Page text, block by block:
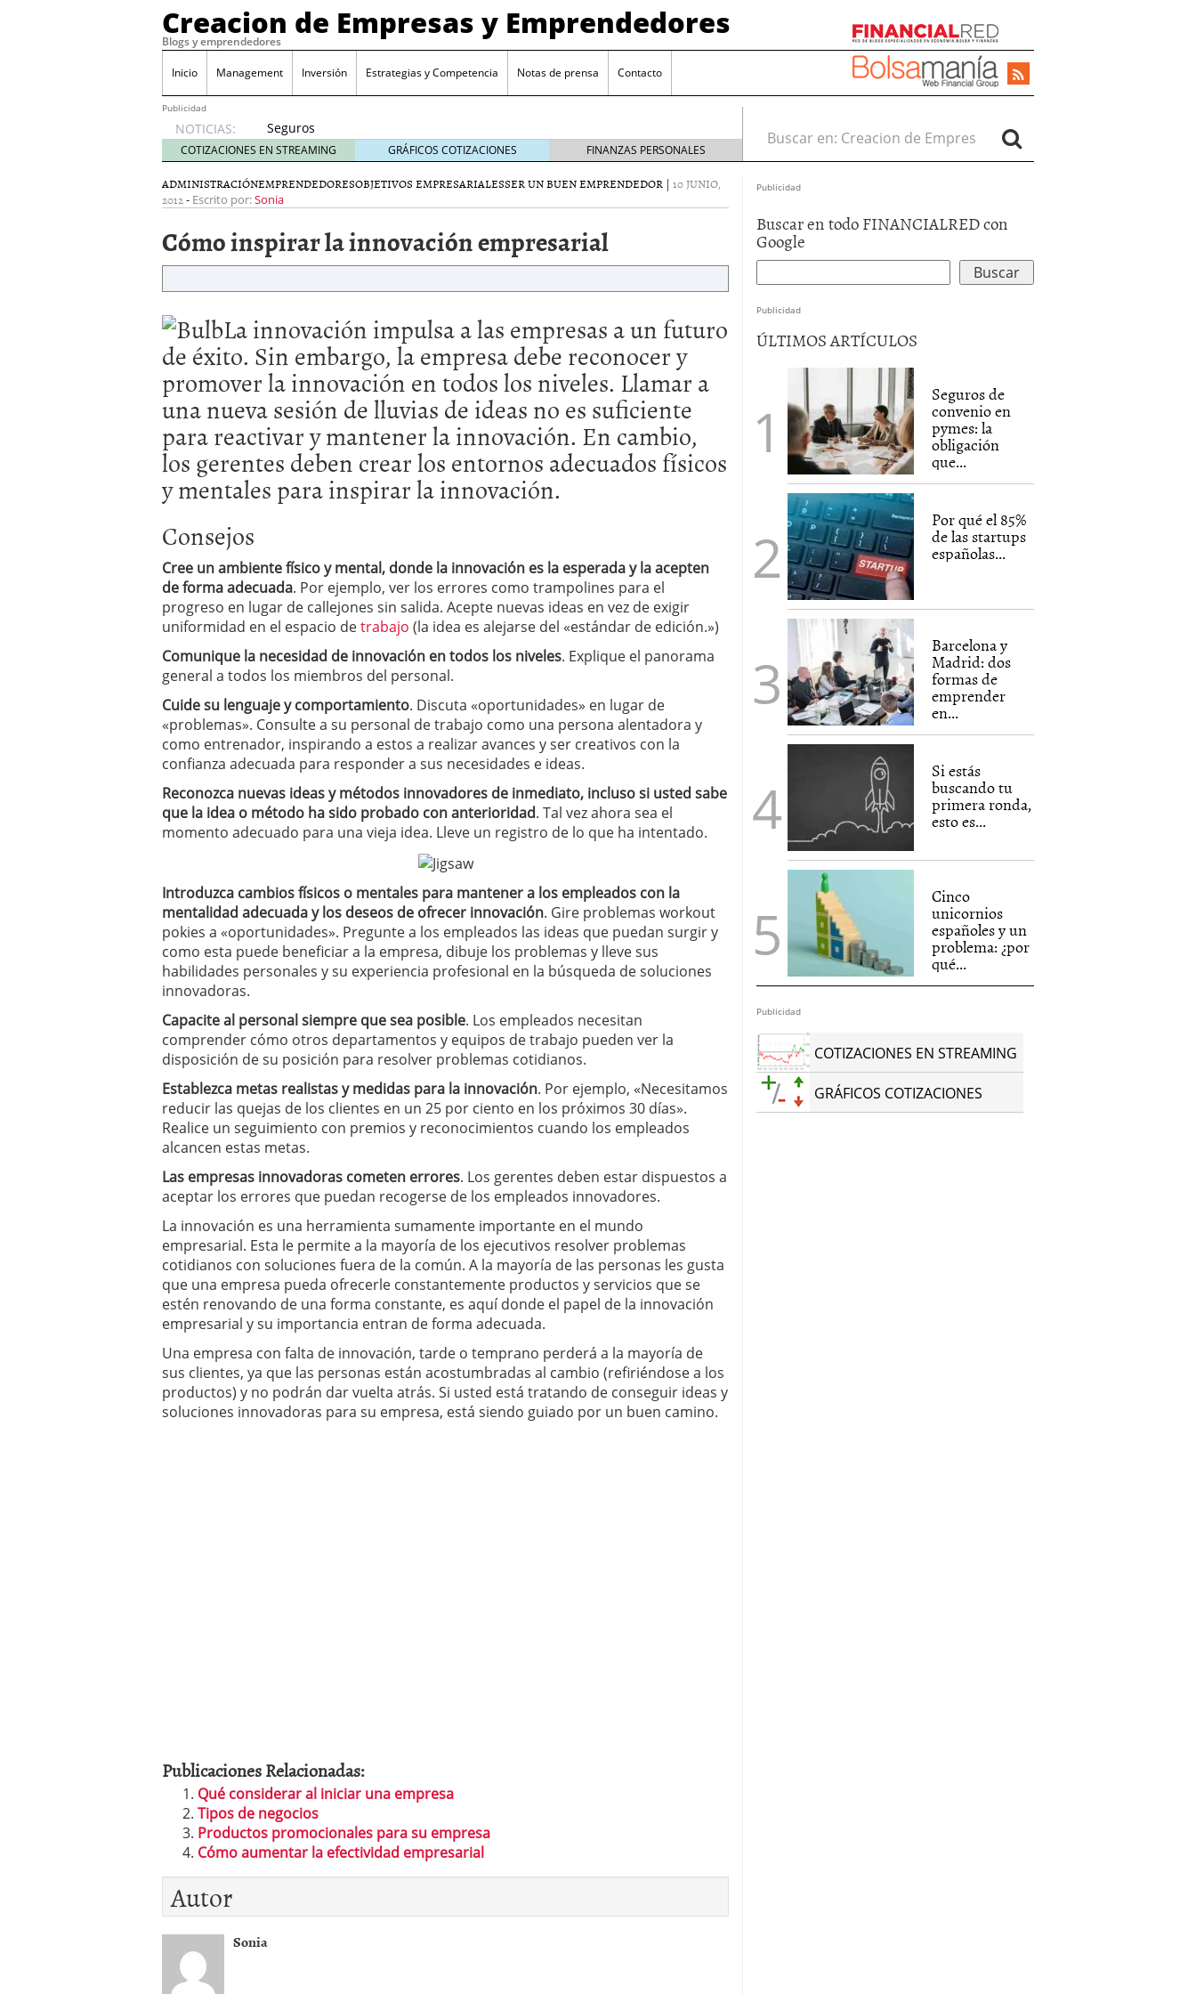
Creacion de Empresas y Emprendedores
Blogs y emprendedores
Inicio Management Inversión Estrategias y Competencia Notas de prensa Contacto
Publicidad
NOTICIAS:
Seguros
de
convenio
en
pymes:
obligación
que
muchas
empresas
cuando
ya es
demasiado
tarde
2026/07/20
Por qué el 85% de las startups españolas no llega a los tres años (y cómo
evitar ser una de ellas) 2026/02/28
Barcelona y Madrid: dos formas de emprender en el mismo país 2026/02/23
Si estás buscando tu primera ronda, esto es lo que los fondos quieren ver
en 2026 2026/02/16
Cinco unicornios españoles y un problema: ¿por qué no salen más?
COTIZACIONES EN STREAMING GRÁFICOS COTIZACIONES FINANZAS PERSONALES
Buscar en:
ADMINISTRACIÓNEMPRENDEDORESOBJETIVOS EMPRESARIALESSER UN BUEN EMPRENDEDOR | 10 JUNIO,
2012- Escrito por:Sonia
Cómo inspirar la innovación empresarial
La innovaciónimpulsa alas empresasa un futuro
de éxito. Sin embargo,la empresa debereconocer y
promover la innovaciónen todos los niveles. Llamar a
una nuevasesión de lluvias de ideas no es suficiente
para reactivary mantenerla innovación. En cambio,
los gerentes debencrear losentornos adecuadosfísicos
y mentalespara inspirarla innovación.
Consejos
Cree un ambientefísico y mental, donde la innovación es la esperada ylaacepten
de forma adecuada. Por ejemplo, ver los errores como trampolines para el
progreso en lugar de callejones sin salida. Acepte nuevas ideas en vez de exigir
uniformidad en el espacio detrabajo (la idea es alejarse del «estándar de edición.»)
Comunique la necesidad de innovación en todos los niveles. Explique el panorama
general a todos los miembros del personal.
Cuide su lenguajey comportamiento. Discuta «oportunidades» en lugar de
«problemas». Consulte a su personal detrabajo como una persona alentadora y
como entrenador, inspirando a estos a realizar avances y ser creativos con la
confianza adecuada para responder a sus necesidades e ideas.
Reconozca nuevas ideas y métodos innovadores de inmediato, inclusosi usted sabe
que la idea o método ha sido probado con anterioridad. Tal vez ahora sea el
momento adecuado para una vieja idea. Lleve un registro de lo que ha intentado.
Introduzca cambiosfísicos o mentales para mantener a los empleados con la
mentalidad adecuada y los deseos de ofrecer innovación. Gire problemas workout
pokies a «oportunidades». Pregunte a los empleados las ideas que puedan surgir y
como esta puede beneficiar a la empresa, dibuje los problemas y lleve sus
habilidades personales y su experiencia profesional en la búsqueda de soluciones
innovadoras.
Capacite al personalsiempre que sea posible. Los empleados necesitan
comprender cómo otros departamentos y equipos de trabajo pueden ver la
disposición de su posición para resolver problemas cotidianos.
Establezca metas realistasy medidas para la innovación. Por ejemplo, «Necesitamos
reducir las quejas de los clientes en un 25 por ciento en los próximos 30 días».
Realice un seguimiento con premios y reconocimientos cuando los empleados
alcancen estas metas.
Las empresas innovadoras cometen errores. Los gerentes deben estar dispuestos a
aceptar los errores que puedan recogerse de los empleados innovadores.
La innovación es una herramienta sumamente importante en el mundo
empresarial. Esta le permite a la mayoría de los ejecutivos resolver problemas
cotidianos con soluciones fuera de la común. A la mayoría de las personas les gusta
que una empresa pueda ofrecerle constantemente productos y servicios que se
estén renovando de una forma constante, es aquí donde el papel de la innovación
empresarial y su importancia entran de forma adecuada.
Una empresa con falta de innovación, tarde o temprano perderá a la mayoría de
sus clientes, ya que las personas están acostumbradas al cambio (refiriéndose a los
productos) y no podrán dar vuelta atrás. Si usted está tratando de conseguir ideas y
soluciones innovadoras para su empresa, está siendo guiado por un buen camino.
Publicaciones Relacionadas:
Qué considerar al iniciar una empresa
Tipos de negocios
Productos promocionales para su empresa
Cómo aumentar la efectividad empresarial
Autor
Sonia
Publicidad
Buscar en todo FINANCIALRED con
Google
Publicidad
ÚLTIMOS ARTÍCULOS
Seguros de
convenio en
pymes: la
obligación
que...
Por qué el 85%
de las startups
españolas...
Barcelona y
Madrid: dos
formas de
emprender
en...
Si estás
buscando tu
primera ronda,
esto es...
Cinco
unicornios
españoles y un
problema: ¿por
qué...
Publicidad
COTIZACIONES EN STREAMING
GRÁFICOS COTIZACIONES